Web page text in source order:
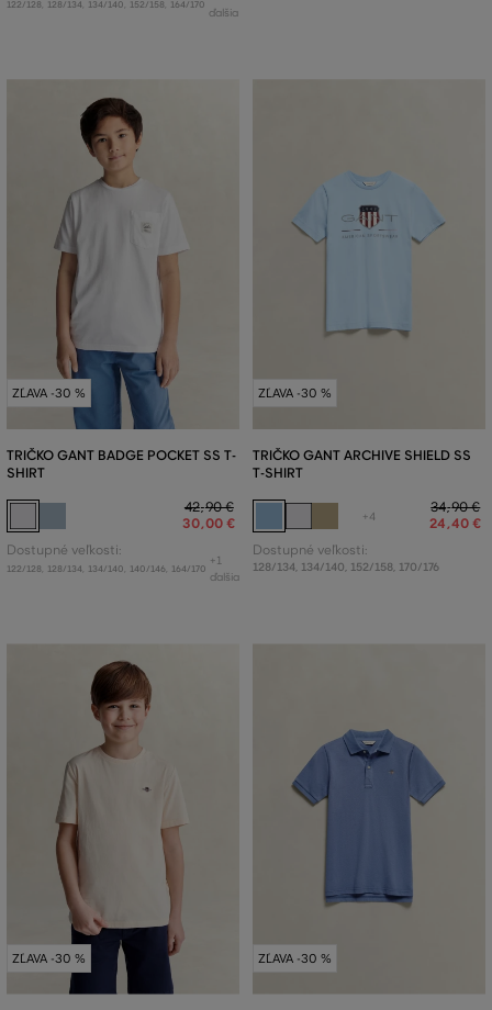
122/128 128/134 134/140 152/158 164/170
ďalšia
ZĽAVA -30 %
TRIČKO GANT BADGE POCKET SS T-
SHIRT
42,90 €
30,00 €
Dostupné veľkosti:
122/128 128/134 134/140 140/146 164/170
+1
ďalšia
ZĽAVA -30 %
TRIČKO GANT ARCHIVE SHIELD SS
T-SHIRT
+4
34,90 €
24,40 €
Dostupné veľkosti:
128/134, 134/140, 152/158, 170/176
ZĽAVA -30 % ZĽAVA -30 %